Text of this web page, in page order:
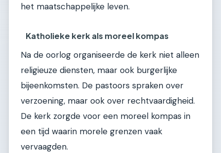
het maatschappelijke leven.
Katholieke kerk als moreel kompas
Na de oorlog organiseerde de kerk niet alleen
religieuze diensten, maar ook burgerlijke
bijeenkomsten. De pastoors spraken over
verzoening, maar ook over rechtvaardigheid.
De kerk zorgde voor een moreel kompas in
een tijd waarin morele grenzen vaak
vervaagden.